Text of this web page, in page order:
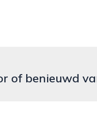
of benieuwd